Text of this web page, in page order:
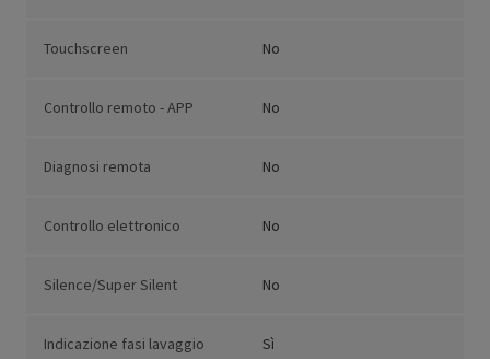
Touchscreen No
Controllo remoto - APP No
Diagnosi remota No
Controllo elettronico No
Silence/Super Silent No
Indicazione fasi lavaggio Sì